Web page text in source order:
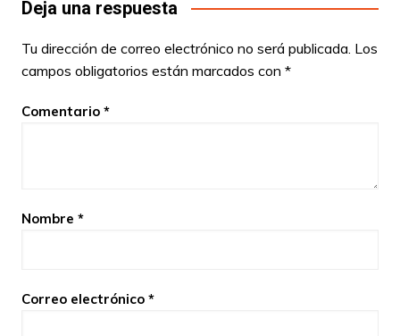
Deja una respuesta
Tu dirección de correo electrónico no será publicada. Los
campos obligatorios están marcados con *
Comentario *
Nombre *
Correo electrónico *